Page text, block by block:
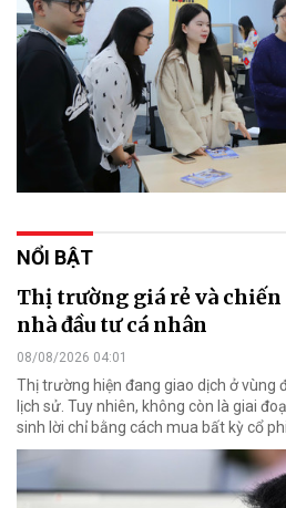
NỔI BẬT
Thị trường giá rẻ và
nhà đầu tư cá nhân
08/08/2026 04:01
Thị trường hiện đang giao dịch ở vùng
lịch sử. Tuy nhiên, không còn là giai
sinh lời chỉ bằng cách mua bất kỳ cổ